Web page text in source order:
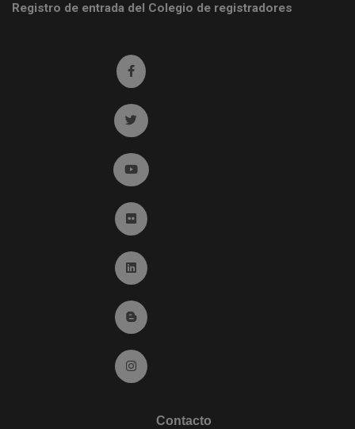
Registro de entrada del Colegio de registradores
Ir a facebook (abre en ventana nueva)
Ir a twitter (abre en ventana nueva)
Ir a YouTube (abre en ventana nueva)
Ir a Flickr (abre en ventana nueva)
Ir a Linkedin (abre en ventana nueva)
Ir al Blog (abre en ventana nueva)
Ir a Instagram (abre en ventana nueva)
Contacto